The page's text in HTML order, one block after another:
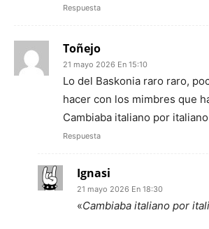
Respuesta
Toñejo
21 mayo 2026 En 15:10
Lo del Baskonia raro raro,
hacer con los mimbres que
Cambiaba italiano por
Respuesta
Ignasi
21 mayo 2026 En 18:30
«Cambiaba italiano por